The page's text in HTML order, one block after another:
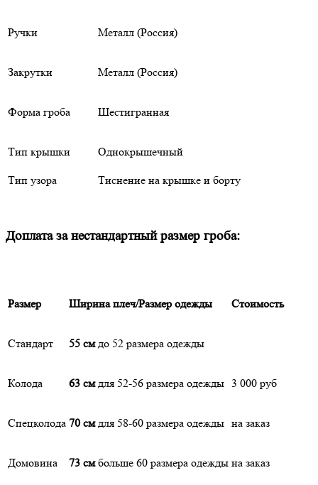
Ручки Металл (Россия)
Закрутки Металл (Россия)
Форма гроба Шестигранная
Тип крышки Однокрышечный
Тип узора Тиснение на крышке и борту
Доплата за нестандартный размер гроба:
Размер Ширина плеч/Размер одежды Стоимость
Стандарт 55 смдо 52 размера одежды
Колода 63 смдля 52-56 размера одежды 3 000 руб
Спецколода 70 смдля 58-60 размера одежды на заказ
Домовина 73 смбольше 60 размера одежды на заказ